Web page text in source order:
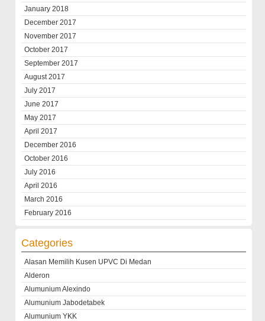
January 2018
December 2017
November 2017
October 2017
September 2017
August 2017
July 2017
June 2017
May 2017
April 2017
December 2016
October 2016
July 2016
April 2016
March 2016
February 2016
Categories
Alasan Memilih Kusen UPVC Di Medan
Alderon
Alumunium Alexindo
Alumunium Jabodetabek
Alumunium YKK